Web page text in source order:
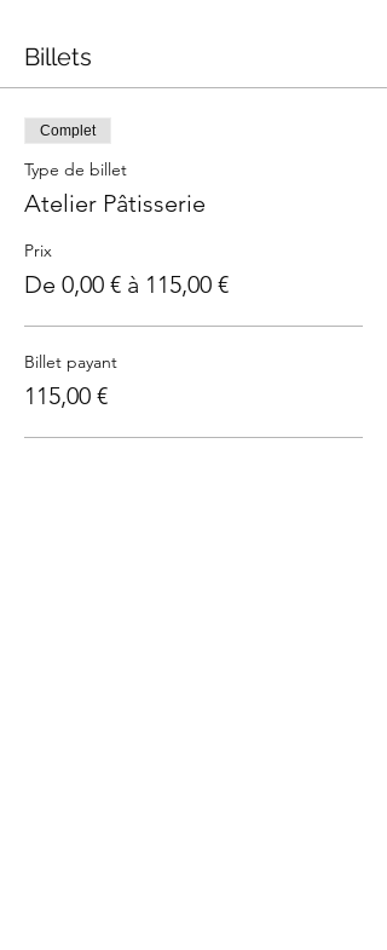
Billets
Complet
Type de billet
Atelier Pâtisserie
Prix
De 0,00 € à 115,00 €
Billet payant
115,00 €